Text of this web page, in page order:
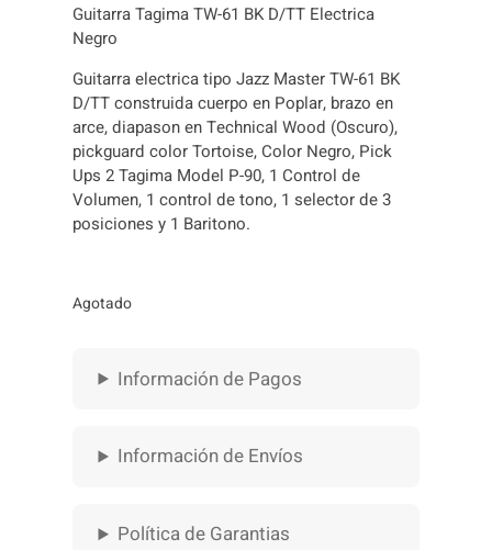
Guitarra Tagima TW-61 BK D/TT Electrica
Negro
Guitarra electrica tipo Jazz Master TW-61 BK
D/TT construida cuerpo en Poplar, brazo en
arce, diapason en Technical Wood (Oscuro),
pickguard color Tortoise, Color Negro, Pick
Ups 2 Tagima Model P-90, 1 Control de
Volumen, 1 control de tono, 1 selector de 3
posiciones y 1 Baritono.
Agotado
Información de Pagos
Información de Envíos
Política de Garantias